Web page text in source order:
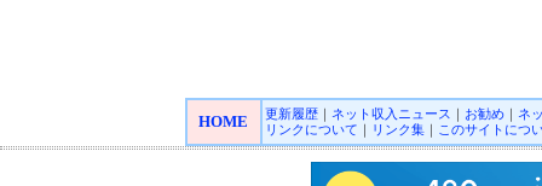
HOME 更新履歴｜ ネット収入ニュース ｜ お勧め｜ ネ
リンクについて ｜ リンク集｜ このサイトにつ